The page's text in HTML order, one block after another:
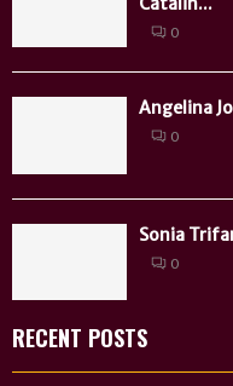
0
Angelina
0
Sonia
0
RECENT POSTS